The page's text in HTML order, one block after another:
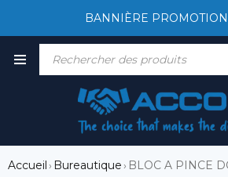
BANNIÈRE
Accueil› Bureautique› BLOC A PINCE